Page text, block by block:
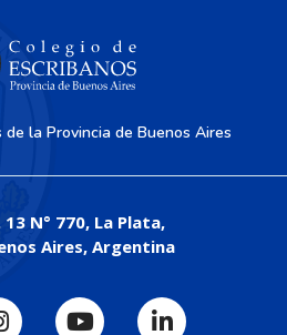
de la Provincia de Buenos Aires
13 N° 770, La Plata,
Aires, Argentina